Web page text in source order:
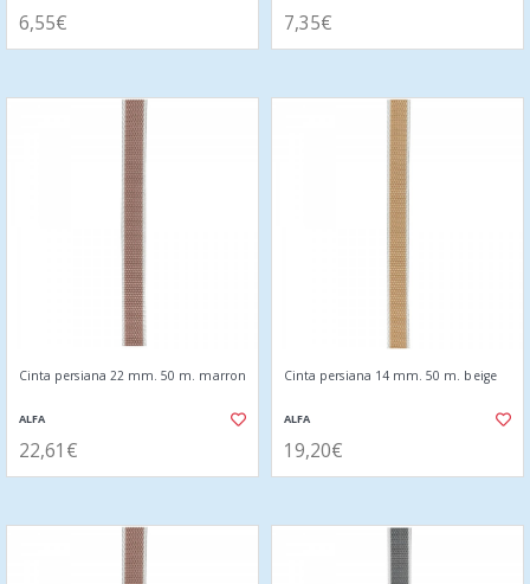
6,55€ 7,35€
Cinta persiana 22 mm. 50 m. marron
ALFA
22,61€
Cinta persiana 14 mm. 50 m. beige
ALFA
19,20€